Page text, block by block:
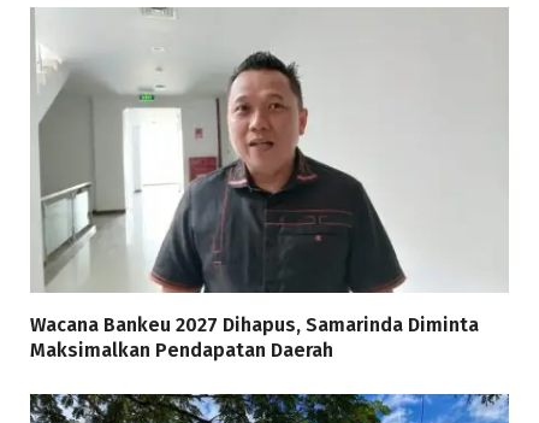
Wacana Bankeu 2027 Dihapus, Samarinda Diminta
Maksimalkan Pendapatan Daerah